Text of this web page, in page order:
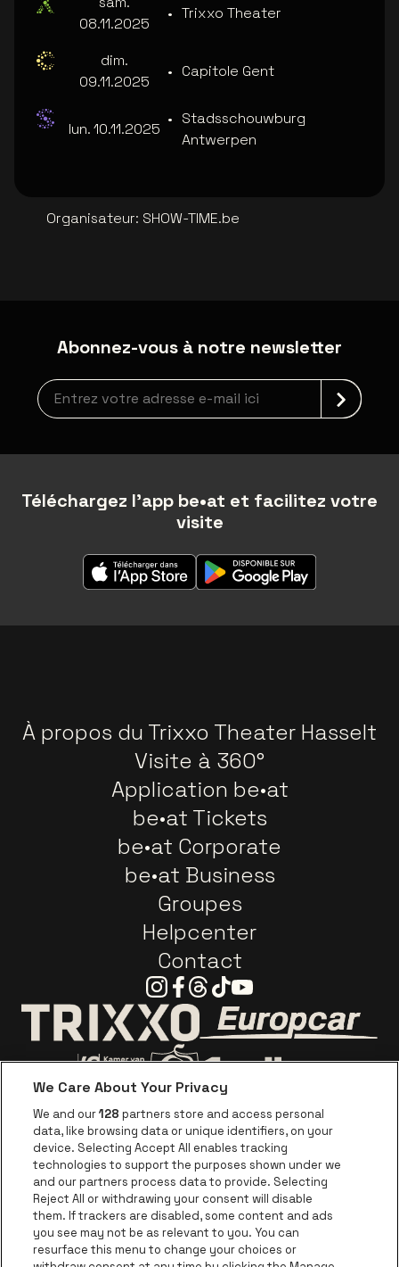
08.11.2025
• Trixxo Theater
dim.
09.11.2025
• Capitole Gent
lun. 10.11.2025
• Stadsschouwburg
Antwerpen
Organisateur: SHOW-TIME.be
Abonnez-vous à notre newsletter
Inscription à la newsletter
Téléchargez l'app be•at et facilitez votre
visite
À propos du Trixxo Theater Hasselt
Visite à 360°
Application be•at
be•at Tickets
be•at Corporate
be•at Business
Groupes
Helpcenter
Contact
Instagram
Facebook
Threads
TiktokYoutube
Visitez le site de Trixxo
Visitez le site de Voka Limburg
Visitez le site de Jupiler
Visitez le site de Coca-Cola
Visitez le site de Red Bull
Visitez le
Visitez le site de Champagne Pommery
Visitez le site de Le
Visitez le site de Le logo Lillet en
Visitez le site de
We Care About Your Privacy
We and our128 partners store and access personal
data, like browsing data or unique identifiers, on your
device. Selecting Accept All enables tracking
technologies to support the purposes shown under we
and our partners process data to provide. Selecting
Reject All or withdrawing your consent will disable
them. If trackers are disabled, some content and ads
you see may not be as relevant to you. You can
resurface this menu to change your choices or